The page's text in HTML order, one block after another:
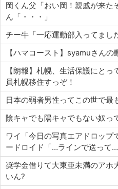
岡くん父「おい岡！親戚が来た
ん「・・・」
チー牛「一応運動部入ってま
【ハマコースト】syamuさん
【朗報】札幌、生活保護にと
員札幌移住すっぞ！
日本の弱者男性ってこの世で最
陰キャでも陽キャでもない奴っ
ワイ「今日の写真エアドロップ
ードロイド「…ラインで送って…
奨学金借りて大東亜未満のアホ
いん?